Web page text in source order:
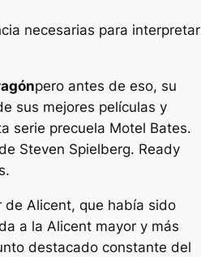
necesarias para interpretar
pero antes de eso, su
sus mejores películas y
serie precuela Motel Bates.
Steven Spielberg. Ready
.
de Alicent, que había sido
a la Alicent mayor y más
destacado constante del